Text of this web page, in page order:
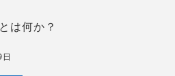
は何か？